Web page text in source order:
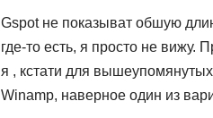
Gspot не показыват обшую
где-то есть, я просто не вижу.
я , кстати для
Winamp, наверное один из